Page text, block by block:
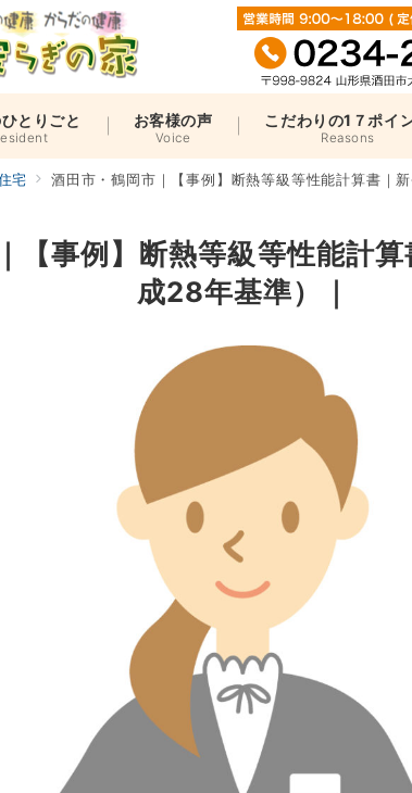
とりごと お客様の声
Voice
こだわりの1７ポイ
Reasons
宅 酒田市・鶴岡市｜【事例】断熱等級等性能計算書｜
【事例】断熱等級等性能計
成28年基準）｜